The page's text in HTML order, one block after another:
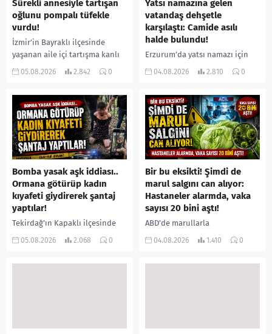
Sürekli annesiyle tartışan
oğlunu pompalı tüfekle
vurdu!
İzmir’in Bayraklı ilçesinde
yaşanan aile içi tartışma kanlı
bitti. İddiaya göre, uzun süredir
05.08.2026 2.842 0
Yatsı namazına gelen
vatandaş dehşetle
karşılaştı: Camide asılı
halde bulundu!
Erzurum’da yatsı namazı için
camiye gelen bir vatandaş,
yerine sevk edilen...
04.08.2026 2.810 0
Bomba yasak aşk iddiası..
Ormana götürüp kadın
kıyafeti giydirerek şantaj
yaptılar!
Tekirdağ’ın Kapaklı ilçesinde
bir kişiyi, arkadaşının eşiyle
05.08.2026 2.068 0
Bir bu eksikti! Şimdi de
marul salgını can alıyor:
Hastaneler alarmda, vaka
sayısı 20 bini aştı!
ABD’de marullarla
ilişkilendirilen siklospora
04.08.2026 1.410 0